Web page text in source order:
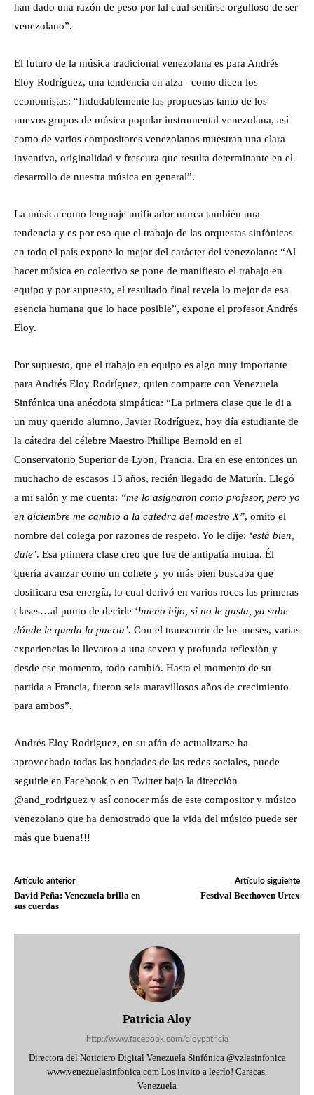
han dado una razón de peso por lal cual sentirse orgulloso de ser
venezolano”.
El futuro de la música tradicional venezolana es para Andrés
Eloy Rodríguez, una tendencia en alza –como dicen los
economistas: “Indudablemente las propuestas tanto de los
nuevos grupos de música popular instrumental venezolana, así
como de varios compositores venezolanos muestran una clara
inventiva, originalidad y frescura que resulta determinante en el
desarrollo de nuestra música en general”.
La música como lenguaje unificador marca también una
tendencia y es por eso que el trabajo de las orquestas sinfónicas
en todo el país expone lo mejor del carácter del venezolano: “Al
hacer música en colectivo se pone de manifiesto el trabajo en
equipo y por supuesto, el resultado final revela lo mejor de esa
esencia humana que lo hace posible”, expone el profesor Andrés
Eloy.
Por supuesto, que el trabajo en equipo es algo muy importante
para Andrés Eloy Rodríguez, quien comparte con Venezuela
Sinfónica una anécdota simpática: “La primera clase que le di a
un muy querido alumno, Javier Rodríguez, hoy día estudiante de
la cátedra del célebre Maestro Phillipe Bernold en el
Conservatorio Superior de Lyon, Francia. Era en ese entonces un
muchacho de escasos 13 años, recién llegado de Maturín. Llegó
a mi salón y me cuenta: “me lo asignaron como profesor, pero yo
en diciembre me cambio a la cátedra del maestro X”, omito el
nombre del colega por razones de respeto. Yo le dije: ‘está bien,
dale’. Esa primera clase creo que fue de antipatía mutua. Él
quería avanzar como un cohete y yo más bien buscaba que
dosificara esa energía, lo cual derivó en varios roces las primeras
clases…al punto de decirle ‘bueno hijo, si no le gusta, ya sabe
dónde le queda la puerta’. Con el transcurrir de los meses, varias
experiencias lo llevaron a una severa y profunda reflexión y
desde ese momento, todo cambió. Hasta el momento de su
partida a Francia, fueron seis maravillosos años de crecimiento
para ambos”.
Andrés Eloy Rodríguez, en su afán de actualizarse ha
aprovechado todas las bondades de las redes sociales, puede
seguirle en Facebook o en Twitter bajo la dirección
@and_rodriguez y así conocer más de este compositor y músico
venezolano que ha demostrado que la vida del músico puede ser
más que buena!!!
Artículo anterior
David Peña: Venezuela brilla en
sus cuerdas
Artículo siguiente
Festival Beethoven Urtex
Patricia Aloy
http://www.facebook.com/aloypatricia
Directora del Noticiero Digital Venezuela Sinfónica @vzlasinfonica
www.venezuelasinfonica.com Los invito a leerlo! Caracas,
Venezuela